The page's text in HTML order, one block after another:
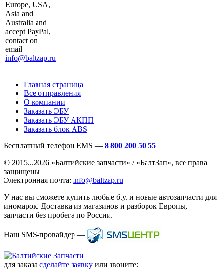
Europe, USA,
Asia and
Australia and
accept PayPal,
contact on
email
info@baltzap.ru
Главная страница
Все отправления
О компании
Заказать ЭБУ
Заказать ЭБУ АКПП
Заказать блок ABS
Бесплатный телефон EMS — 8 800 200 50 55
© 2015...2026 «Балтийские запчасти» / «БалтЗап», все права
защищены
Электронная почта: info@baltzap.ru
У нас вы сможете купить любые б.у. и новые автозапчасти для
иномарок. Доставка из магазинов и разборок Европы,
запчасти без пробега по России.
Наш SMS-провайдер —
для заказа сделайте заявку или звоните: